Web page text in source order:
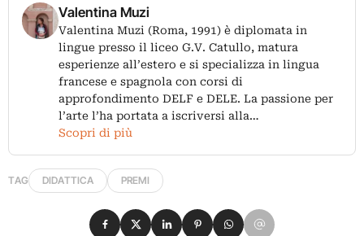
Valentina Muzi
Valentina Muzi (Roma, 1991) è diplomata in
lingue presso il liceo G.V. Catullo, matura
esperienze all’estero e si specializza in lingua
francese e spagnola con corsi di
approfondimento DELF e DELE. La passione per
l’arte l’ha portata a iscriversi alla…
Scopri di più
TAG DIDATTICA PREMI
Condividi su Facebook
Condividi su X
Condividi su LinkedIn
Condividi su Pinterest
Condividi su WhatsApp
Condividi su Email